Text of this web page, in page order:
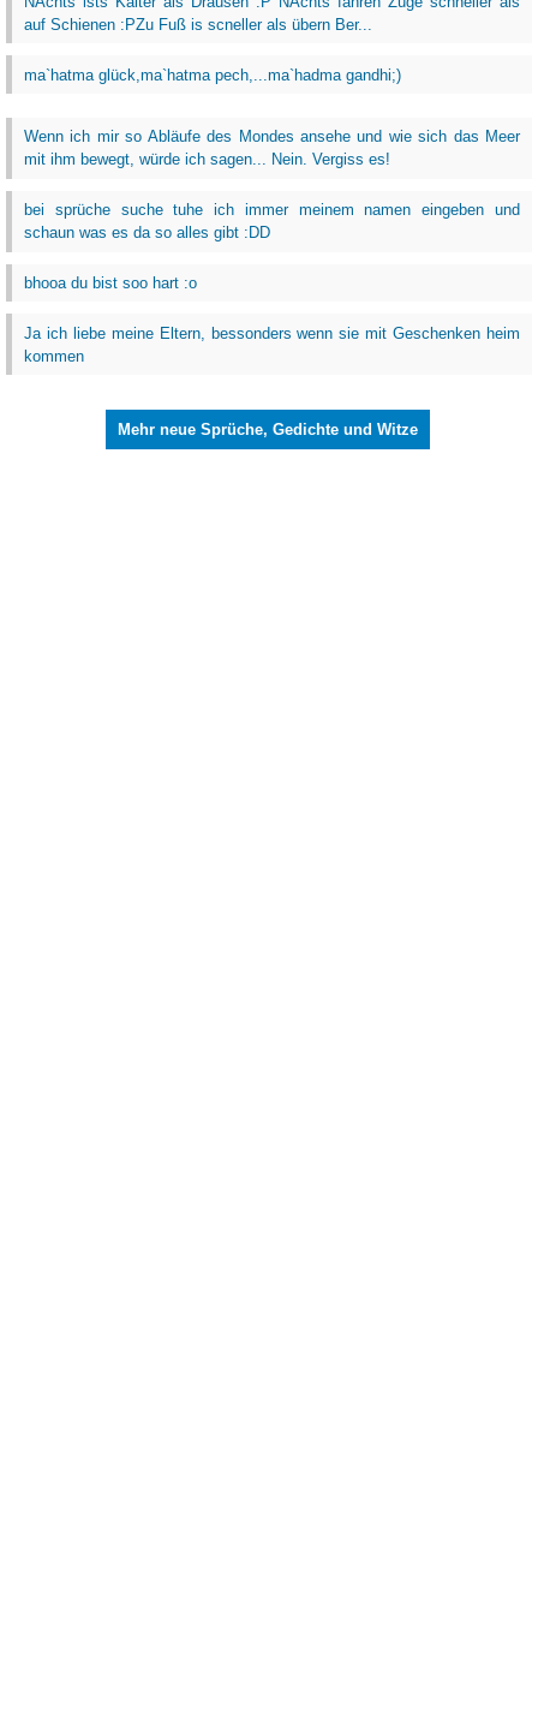
auf Schienen :PZu Fuß is scneller als übern Ber...
ma`hatma glück,ma`hatma pech,...ma`hadma gandhi;)
Wenn ich mir so Abläufe des Mondes ansehe und wie sich das Meer
mit ihm bewegt, würde ich sagen... Nein. Vergiss es!
bei sprüche suche tuhe ich immer meinem namen eingeben und
schaun was es da so alles gibt :DD
bhooa du bist soo hart :o
Ja ich liebe meine Eltern, bessonders wenn sie mit Geschenken heim
kommen
Mehr neue Sprüche, Gedichte und Witze